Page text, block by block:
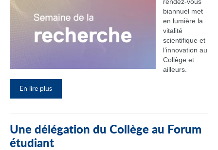
biannuel met
en lumière la
vitalité
scientifique et
l’innovation au
Collège et
ailleurs.
En lire plus
Une délégation du Collège au Forum
étudiant